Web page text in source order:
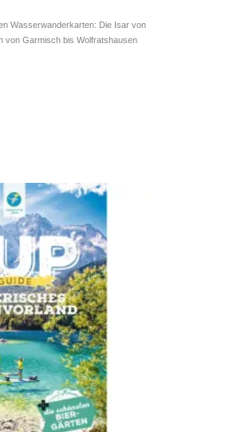
Wasserwanderkarten: Die Isar von
von Garmisch bis Wolfratshausen
➥ ⓘTourenführer ➥ ⓘ
Verlag
€